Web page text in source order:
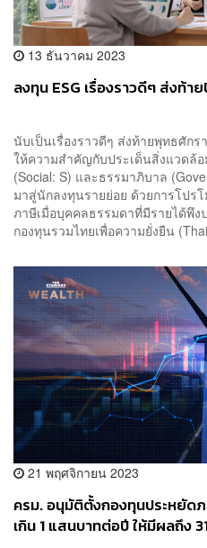
13 ธันวาคม 2023
ลงทุน ESG เรื่องราวดีๆ ส่งท้า
นับเป็นเรื่องราวดีๆ ส่งท้ายพุทธศัก
ให้ความสำคัญกับประเด็นสิ่งแวดล้อ
(Social: S) และธรรมาภิบาล
มาสู่นักลงทุนรายย่อย ด้วยการโปร
ภาษีเมื่อบุคคลธรรมดาที่มีรายได้พึง
กองทุนรวมไทยเพื่อความยั่งยืน
21 พฤศจิกายน 2023
ครม. อนุมัติตั้งกองทุนประหยัด
เกิน 1 แสนบาทต่อปี ให้มีผลถึง